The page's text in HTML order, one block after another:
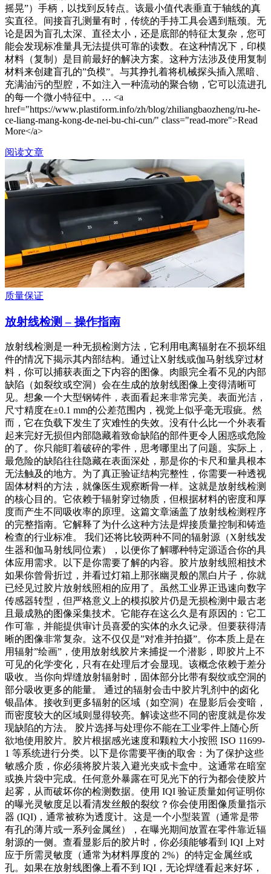
摇晃”）手柄，以找到反转点。该最小值代表垂直于轴线的真
实直径。间接盲孔测量有时，传统的手持工具会遇到瓶颈。无
论是因为盲孔太深、直径太小，还是底部的特征太复杂，您可
能会发现标准量具无法提供可靠的读数。在这种情况下，印模
材料（复制）是目前最好的解决方案。这种方法涉及使用复制
材料来创建盲孔的”负模”。与其挣扎着将机械探头插入黑暗、
充满油污的型腔，不如注入一种流动的聚合物，它可以流进孔
的每一个微小特征中。… <a
href="https://www.plastiform.info/zh/blog/zhiliangbaozheng/ru-he-
ce-liang-mang-kong-de-nei-bu-chi-cun/" class="read-more">Read
More</a>
阅读文章
质量保证
放射线检测 – 操作指南
放射线检测是一种无损检测方法，它利用电离辐射在不损坏组
件的情况下揭示其内部结构。通过让X射线或伽马射线穿过材
料，你可以捕获表面之下内容的图像。肉眼完全看不见的内部
缺陷（如裂纹或空洞）会在生成的放射线图像上变得清晰可
见。想象一个大型钢铸件，表面看起来非常完美。表面光洁，
尺寸精度在±0.1 mm的公差范围内，视觉上似乎毫无瑕疵。然
而，它在负载下发生了灾难性的失效。没有什么比一个外表看
起来完好无损但内部隐藏着致命缺陷的部件更令人困惑或危险
的了。你只能盯着破碎的零件，思考哪里出了问题。实际上，
最危险的缺陷往往隐藏在表面深处，那是你的卡尺和量具根本
无法触及的地方。为了真正验证结构完整性，你需要一种透视
固体材料的方法，就像医生观察断骨一样。这就是放射线检测
的核心目的。它依赖于辐射穿过物质，但根据材料的密度和厚
度而产生不同吸收率的原理。这篇文章涵盖了放射线检测程序
的完整指南。它解释了为什么这种方法是焊接质量控制和铸造
检查的行业标准。 我们还将比较两种不同的辐射源（X射线发
生器和伽马射线同位素），以便你了解哪种特定源适合你的具
体应用需求。以下是你需要了解的内容。胶片放射线照相技术
如果你曾骨折过，并看过灯箱上那张幽灵般的黑白片子，你就
已经见过胶片放射线照相的应用了。虽然工业界正迅速向数字
传感器转型，但严格意义上的模拟胶片仍是无损检测中最古老
且最成熟的图像采集技术。它能存在这么久是有原因的：它工
作可靠，并能提供审计员喜爱的实体的永久记录。但要获得清
晰的图像非常复杂。这不仅仅是”对准并拍摄”。你本质上是在
用辐射”绘画”，使用放射线胶片来捕捉一个潜影，即胶片上不
可见的化学变化，只有在处理后才会显现。该概念依赖于差分
吸收。当你向焊缝放射辐射时，固体部分比带有裂纹或空洞的
部分吸收更多的能量。 通过的辐射会击中胶片乳剂中的卤化
银晶体。接收到更多辐射的区域（如空洞）在显影后会变暗，
而密度较大的区域则显得较亮。解读这些不同的密度就是你发
现缺陷的方法。 胶片选择与处理你不能在工业零件上随心所
欲地使用胶片。胶片根据感光速度和颗粒大小按照 ISO 11699-
1 等系统进行分类。以下是你需要平衡的取舍：为了保护这些
敏感介质，你必须将胶片装入避光夹或卡盒中。这通常在暗室
或换片袋中完成。任何意外暴露在可见光下的行为都会使胶片
起雾，从而破坏你的检测数据。使用 IQI 验证质量如何证明你
的曝光灵敏度足以看清发丝般的裂纹？你会使用图像质量指示
器 (IQI)，通常被称为透度计。这是一个小型装置（通常是带
有孔的薄片或一系列金属丝），在曝光期间放置在零件靠近辐
射源的一侧。查看显影后的胶片时，你必须能够看到 IQI 上对
应于所需灵敏度（通常为材料厚度的 2%）的特定金属丝或
孔。如果在放射线图像上看不到 IQI，无论焊缝看起来好坏，